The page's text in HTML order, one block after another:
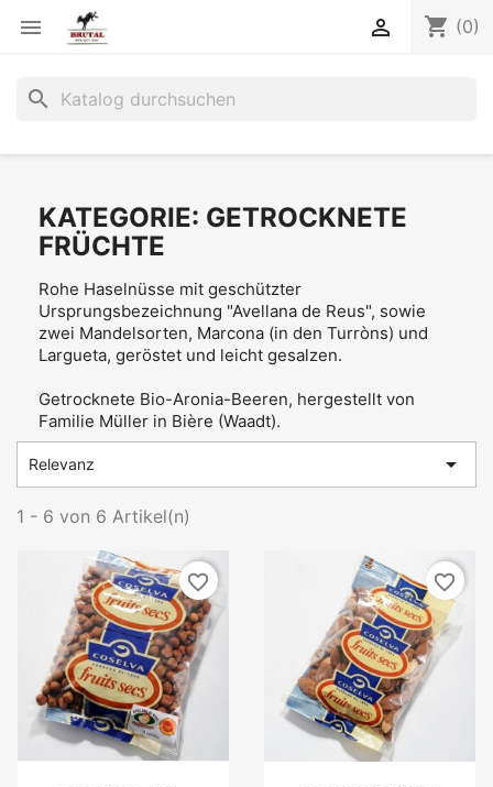
 shopping_cart (0)

search
KATEGORIE: GETROCKNETE
FRÜCHTE
Rohe Haselnüsse mit geschützter
Ursprungsbezeichnung "Avellana de Reus", sowie
zwei Mandelsorten, Marcona (in den Turròns) und
Largueta, geröstet und leicht gesalzen.
Getrocknete Bio-Aronia-Beeren, hergestellt von
Familie Müller in Bière (Waadt).
Relevanz 
1 - 6 von 6 Artikel(n)
favorite_border favorite_border